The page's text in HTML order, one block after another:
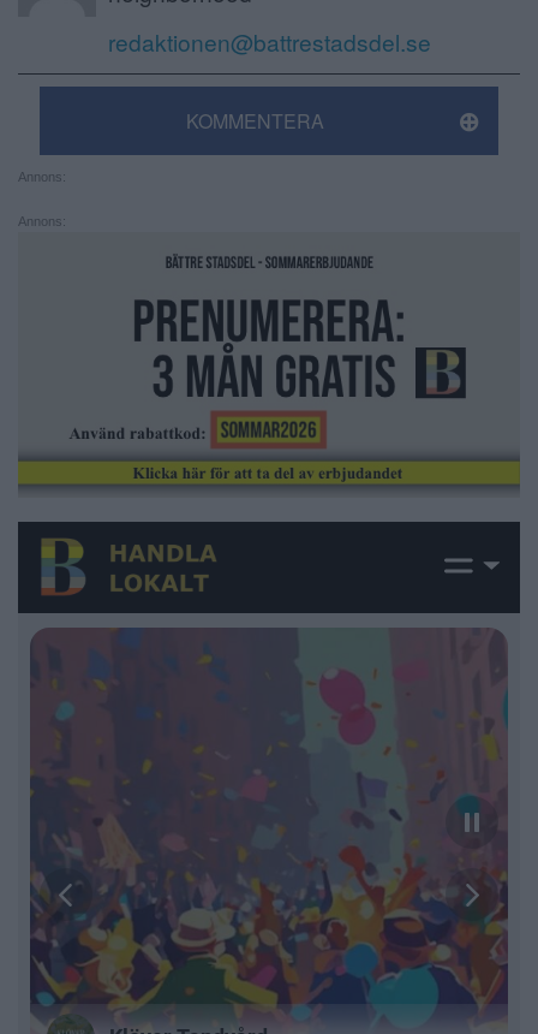
redaktionen@battrestadsdel.se
KOMMENTERA
Annons:
Annons: